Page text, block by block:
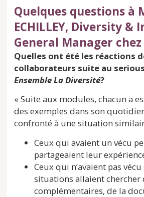
Quelques questions à
ECHILLEY, Diversity &
General Manager
Quelles ont été les réactions
collaborateurs suite au
Ensemble La Diversité?
« Suite aux modules, chacun a
des exemples dans son
confronté à une situation
Ceux qui avaient un vécu
partageaient leur
Ceux qui n’avaient pas
situations allaient
complémentaires, de la